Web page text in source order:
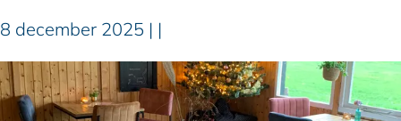
t
e
f
8 december 2025 | |
D
e